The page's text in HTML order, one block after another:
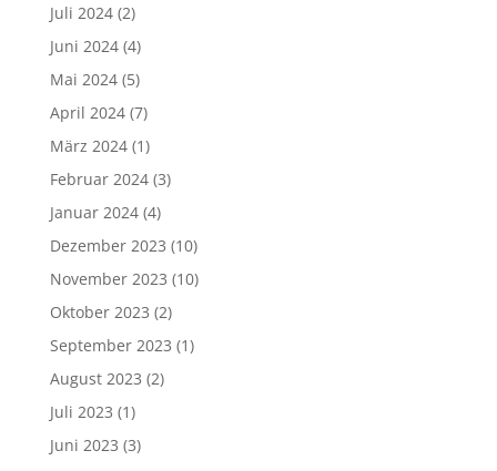
Juli 2024(2)
Juni 2024(4)
Mai 2024(5)
April 2024(7)
März 2024(1)
Februar 2024(3)
Januar 2024(4)
Dezember 2023 (10)
November 2023 (10)
Oktober 2023 (2)
September 2023 (1)
August 2023 (2)
Juli 2023 (1)
Juni 2023 (3)